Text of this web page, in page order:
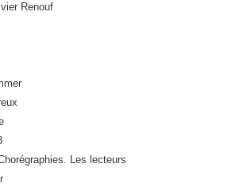
Renouf
Les lecteurs